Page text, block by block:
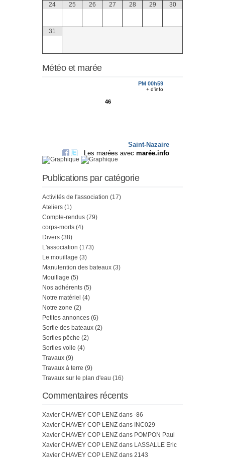
24 25 26 27 28 29 30
31
Météo et marée
Publications par catégorie
Activités de l'association (17)
Ateliers (1)
Compte-rendus (79)
corps-morts (4)
Divers (38)
L'association (173)
Le mouillage (3)
Manutention des bateaux (3)
Mouillage (5)
Nos adhérents (5)
Notre matériel (4)
Notre zone (2)
Petites annonces (6)
Sortie des bateaux (2)
Sorties pêche (2)
Sorties voile (4)
Travaux (9)
Travaux à terre (9)
Travaux sur le plan d'eau (16)
Commentaires récents
Xavier CHAVEY COP LENZ dans -86
Xavier CHAVEY COP LENZ dans INC029
Xavier CHAVEY COP LENZ dans POMPON Paul
Xavier CHAVEY COP LENZ dans LASSALLE Eric
Xavier CHAVEY COP LENZ dans 2143